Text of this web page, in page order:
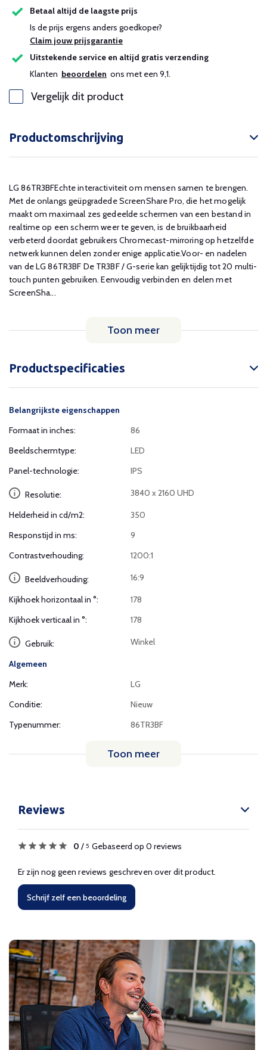
Betaal altijd de laagste prijs
Is de prijs ergens anders goedkoper?
Claim jouw prijsgarantie
Uitstekende service en altijd gratis verzending
Klanten beoordelen ons met een 9,1.
Vergelijk dit product
Productomschrijving
LG 86TR3BFEchte interactiviteit om mensen samen te brengen.
Met de onlangs geüpgradede ScreenShare Pro, die het mogelijk
maakt om maximaal zes gedeelde schermen van een bestand in
realtime op een scherm weer te geven, is de bruikbaarheid
verbeterd doordat gebruikers Chromecast-mirroring op hetzelfde
netwerk kunnen delen zonder enige applicatie.Voor- en nadelen
van de LG 86TR3BF De TR3BF / G-serie kan gelijktijdig tot 20 multi-
touch punten gebruiken. Eenvoudig verbinden en delen met
ScreenSha...
Toon meer
Productspecificaties
Belangrijkste eigenschappen
Formaat in inches:
86
Beeldschermtype:
LED
Panel-technologie:
IPS
Resolutie: 3840 x 2160 UHD
Helderheid in cd/m2:
350
Responstijd in ms:
9
Contrastverhouding:
1200:1
Beeldverhouding: 16:9
Kijkhoek horizontaal in °:
178
Kijkhoek verticaal in °:
178
Gebruik: Winkel
Algemeen
Merk:
LG
Conditie:
Nieuw
Typenummer:
86TR3BF
Toon meer
Reviews
0 / 5 Gebaseerd op 0 reviews
Er zijn nog geen reviews geschreven over dit product.
Schrijf zelf een beoordeling